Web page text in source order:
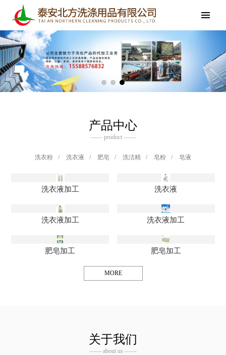
产品中心
—— product ——
洗衣粉 / 洗衣液 / 肥皂 / 洗洁精 / 皂粉 / 皂液
洗衣液加工 洗衣液
洗衣液加工 洗衣液加工
肥皂加工 肥皂加工
MORE
关于我们
—— about us ——